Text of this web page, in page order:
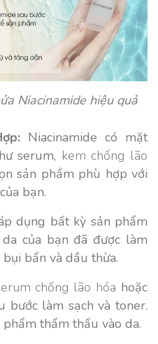
Niacinamide hiệu quả
Niacinamide có mặt
serum, kem chống lão
sản phẩm phù hợp với
bạn.
dụng bất kỳ sản phẩm
của bạn đã được làm
bẩn và dầu thừa.
chống lão hóa hoặc
bước làm sạch và toner.
thẩm thấu vào da.